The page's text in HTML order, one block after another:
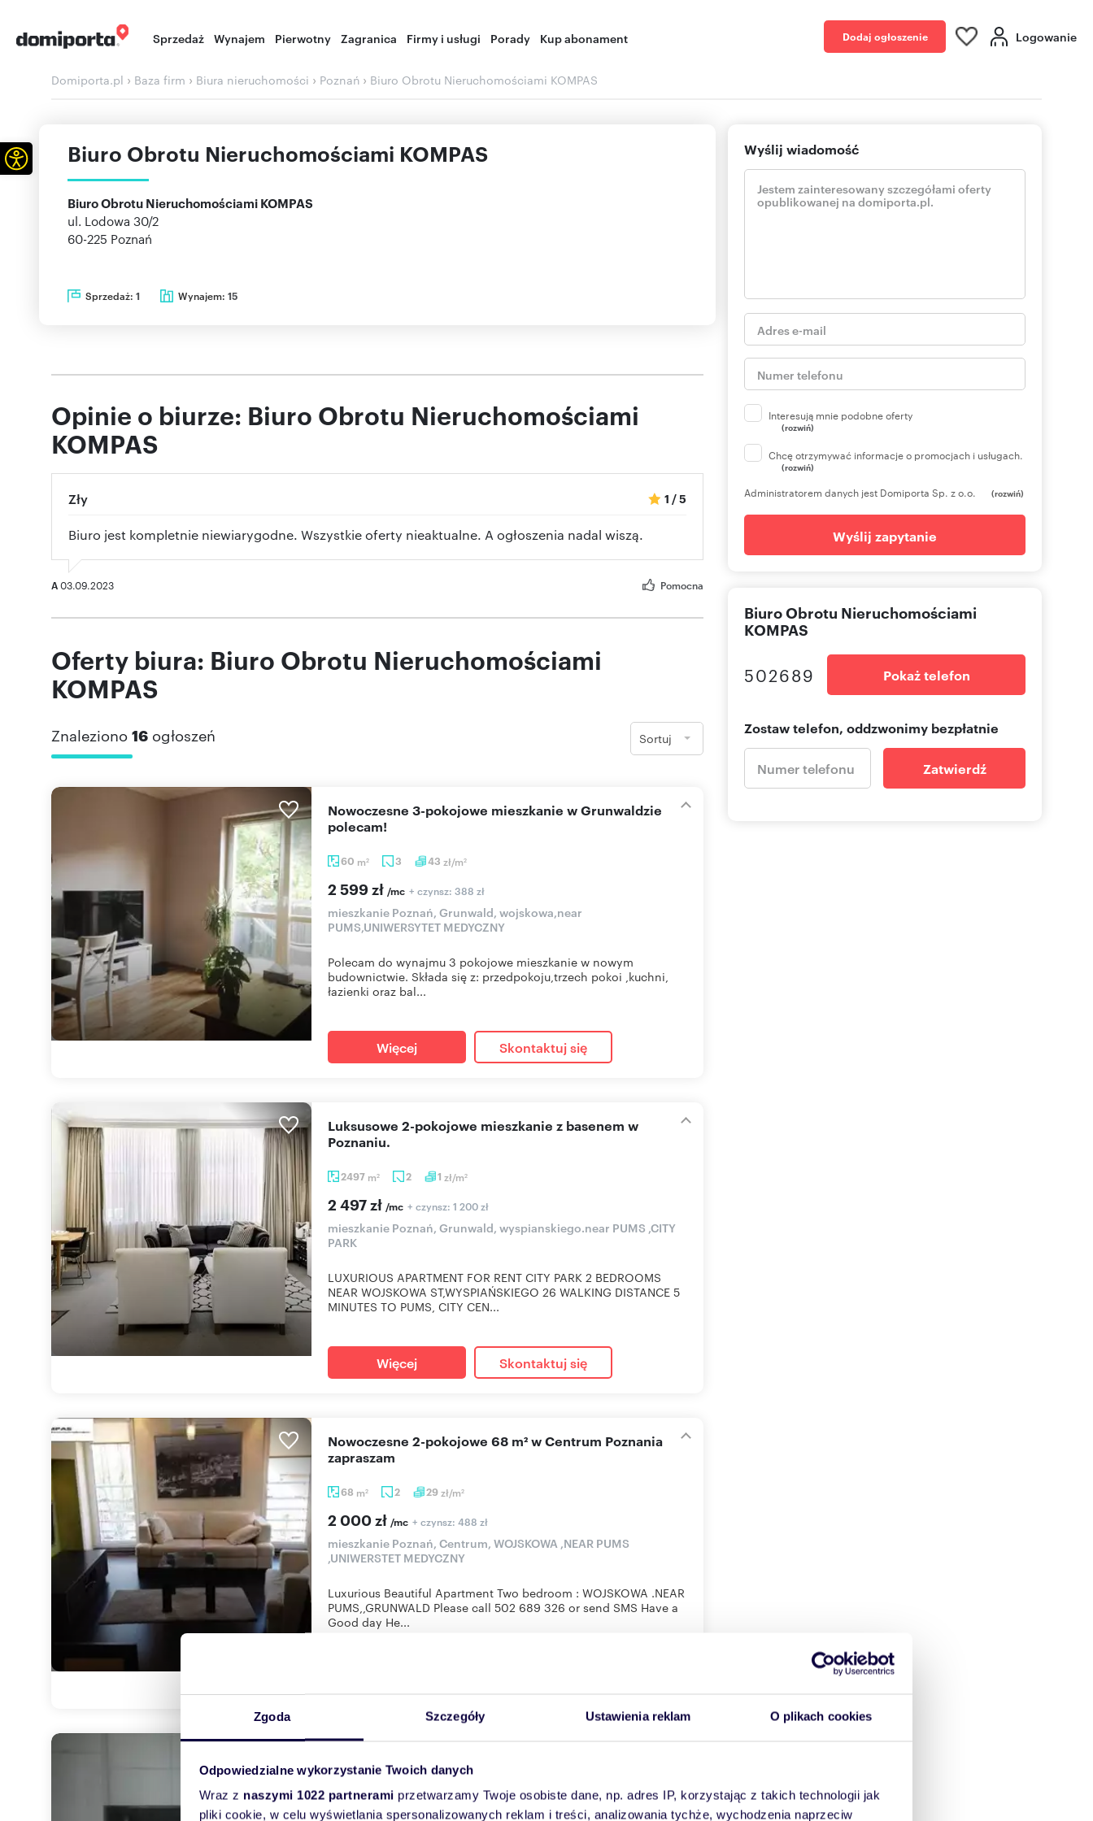
Zgoda Szczegóły Ustawienia reklam O plikach cookies
Odpowiedzialne wykorzystanie Twoich danych
Wraz z naszymi 1022 partnerami przetwarzamy Twoje osobiste dane, np. adres IP, korzystając z takich technologii jak
pliki cookie, w celu wyświetlania spersonalizowanych reklam i treści, analizowania tychże, wychodzenia naprzeciw
Sprzedaż Wynajem Pierwotny Zagranica Firmy i usługi Porady Kup abonament Dodaj ogłoszenie Logowanie
Domiporta.pl › Baza firm › Biura nieruchomości › Poznań › Biuro Obrotu Nieruchomościami KOMPAS
Biuro Obrotu Nieruchomościami KOMPAS
Biuro Obrotu Nieruchomościami KOMPAS
ul. Lodowa 30/2
60-225 Poznań
Sprzedaż: 1 Wynajem: 15
Opinie o biurze: Biuro Obrotu Nieruchomościami
KOMPAS
Zły 1 /5
Biuro jest kompletnie niewiarygodne. Wszystkie oferty nieaktualne. A ogłoszenia nadal wiszą.
A03.09.2023 Pomocna
Oferty biura: Biuro Obrotu Nieruchomościami
KOMPAS
Znaleziono 16 ogłoszeń Sortuj
60 m2 3 43 zł/m2
Nowoczesne 3-pokojowe mieszkanie w Grunwaldzie
polecam!
2 599 zł /mc + czynsz: 388 zł
mieszkanie Poznań, Grunwald, wojskowa,near
PUMS,UNIWERSYTET MEDYCZNY
Polecam do wynajmu 3 pokojowe mieszkanie w nowym
budownictwie. Składa się z: przedpokoju,trzech pokoi ,kuchni,
łazienki oraz bal...
Więcej Skontaktuj się
2497 m2 2 1 zł/m2
Luksusowe 2-pokojowe mieszkanie z basenem w
Poznaniu.
2 497 zł /mc + czynsz: 1 200 zł
mieszkanie Poznań, Grunwald, wyspianskiego.near PUMS ,CITY
PARK
LUXURIOUS APARTMENT FOR RENT CITY PARK 2 BEDROOMS
NEAR WOJSKOWA ST,WYSPIAŃSKIEGO 26 WALKING DISTANCE 5
MINUTES TO PUMS, CITY CEN...
Więcej Skontaktuj się
68 m2 2 29zł/m2
Nowoczesne 2-pokojowe 68 m² w Centrum Poznania
zapraszam
2 000 zł /mc + czynsz: 488 zł
mieszkanie Poznań, Centrum, WOJSKOWA ,NEAR PUMS
,UNIWERSTET MEDYCZNY
Luxurious Beautiful Apartment Two bedroom : WOJSKOWA .NEAR
PUMS,,GRUNWALD Please call 502 689 326 or send SMS Have a
Good day He...
56 m 2 36zł/m
w Poznaniu
Wyślij wiadomość
Interesują mnie podobne oferty
(rozwiń)
Chcę otrzymywać informacje o promocjach i usługach.
(rozwiń)
Administratorem danych jest Domiporta Sp. z o.o. (rozwiń)
Wyślij zapytanie
Biuro Obrotu Nieruchomościami
KOMPAS
502689 Pokaż telefon
Zostaw telefon, oddzwonimy bezpłatnie
Zatwierdź
Otwórz pasek narzędzi